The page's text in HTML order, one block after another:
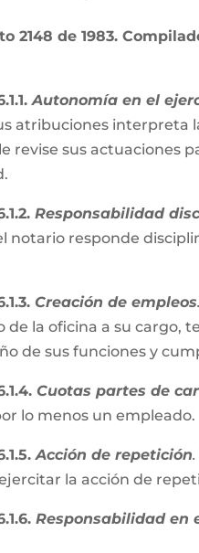
2148 de 1983.
Autonomía en el
atribuciones interpreta
revise sus actuaciones
Responsabilidad
notario responde
Creación de empleos.
la oficina a su cargo,
de sus funciones y
Cuotas partes de
lo menos un empleado.
Acción de repetición.
la acción de
Responsabilidad en